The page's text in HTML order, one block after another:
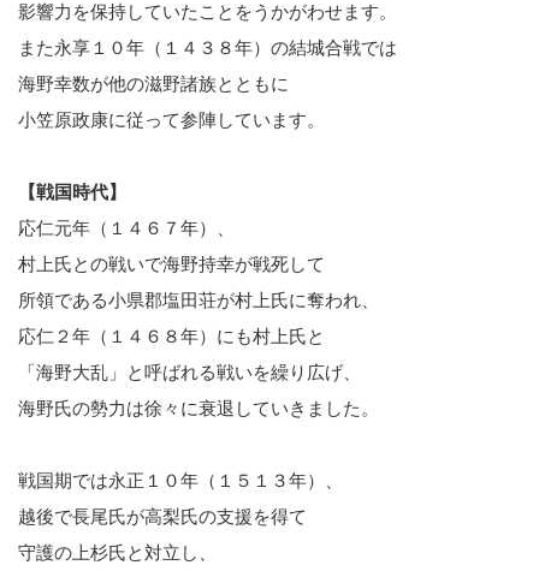
影響力を保持していたことをうかがわせます。
また永享１０年（１４３８年）の結城合戦では
海野幸数が他の滋野諸族とともに
小笠原政康に従って参陣しています。
【戦国時代】
応仁元年（１４６７年）、
村上氏との戦いで海野持幸が戦死して
所領である小県郡塩田荘が村上氏に奪われ、
応仁２年（１４６８年）にも村上氏と
「海野大乱」と呼ばれる戦いを繰り広げ、
海野氏の勢力は徐々に衰退していきました。
戦国期では永正１０年（１５１３年）、
越後で長尾氏が高梨氏の支援を得て
守護の上杉氏と対立し、